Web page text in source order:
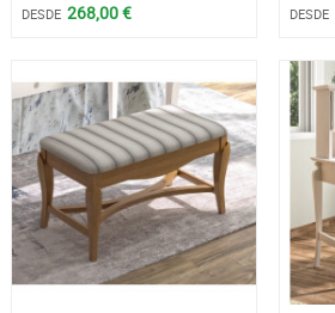
DESDE 268,00 € DESDE